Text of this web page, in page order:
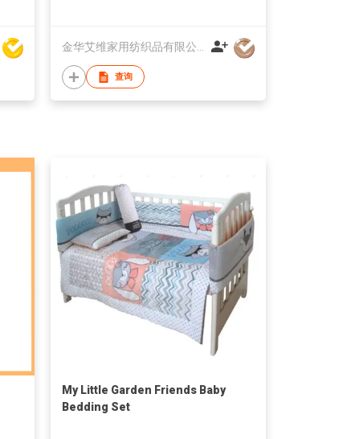
查询
My Little Garden Friends Baby
Bedding Set